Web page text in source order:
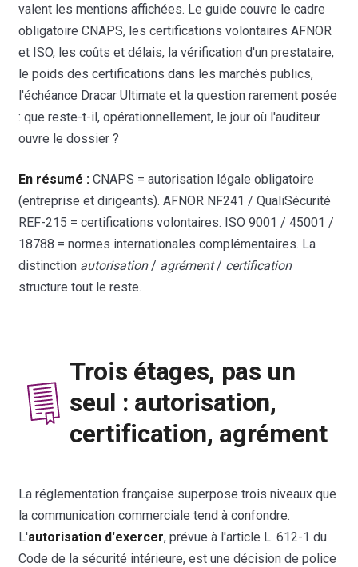
valent les mentions affichées. Le guide couvre le cadre
obligatoire CNAPS, les certifications volontaires AFNOR
et ISO, les coûts et délais, la vérification d'un prestataire,
le poids des certifications dans les marchés publics,
l'échéance Dracar Ultimate et la question rarement posée
: que reste-t-il, opérationnellement, le jour où l'auditeur
ouvre le dossier ?
En résumé : CNAPS = autorisation légale obligatoire
(entreprise et dirigeants). AFNOR NF241 / QualiSécurité
REF-215 = certifications volontaires. ISO 9001 / 45001 /
18788 = normes internationales complémentaires. La
distinction autorisation/ agrément/ certification
structure tout le reste.
Trois étages, pas un
seul : autorisation,
certification, agrément
La réglementation française superpose trois niveaux que
la communication commerciale tend à confondre.
L'autorisation d'exercer, prévue à l'article L. 612-1 du
Code de la sécurité intérieure, est une décision de police